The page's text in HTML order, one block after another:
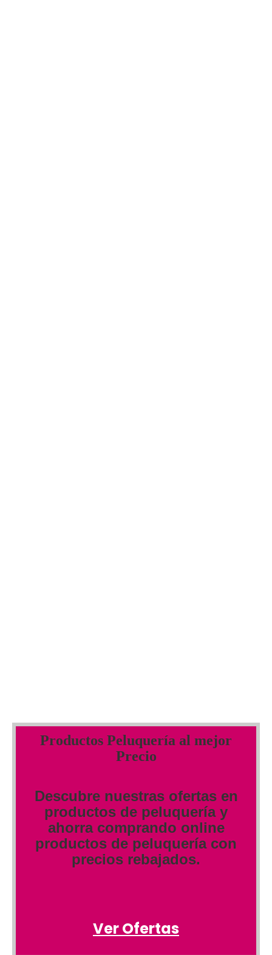
Productos Peluquería al mejor
Precio
Descubre nuestras ofertas en
productos de peluquería y
ahorra comprando online
productos de peluquería con
precios rebajados.
Ver Ofertas